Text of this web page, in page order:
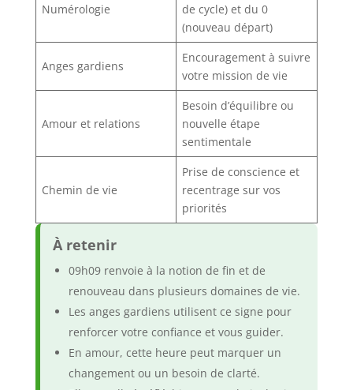
Numérologie
de cycle) et du 0
(nouveau départ)
Anges gardiens
Encouragement à suivre
votre mission de vie
Amour et relations
Besoin d’équilibre ou
nouvelle étape
sentimentale
Chemin de vie
Prise de conscience et
recentrage sur vos
priorités
À retenir
09h09 renvoie à la notion de fin et de
renouveau dans plusieurs domaines de vie.
Les anges gardiens utilisent ce signe pour
renforcer votre confiance et vous guider.
En amour, cette heure peut marquer un
changement ou un besoin de clarté.